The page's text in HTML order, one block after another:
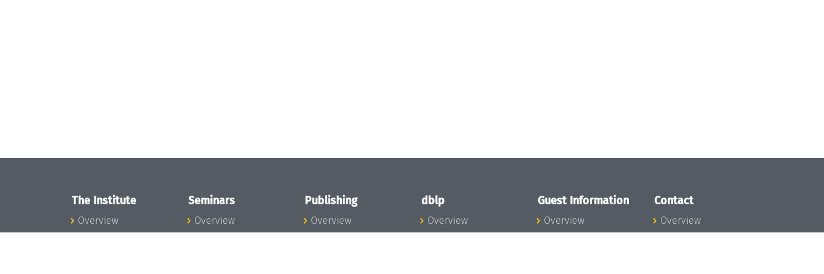
The Institute
Overview
Seminars
Overview
Publishing
Overview
dblp
Overview
Guest Information
Overview
Contact
Overview